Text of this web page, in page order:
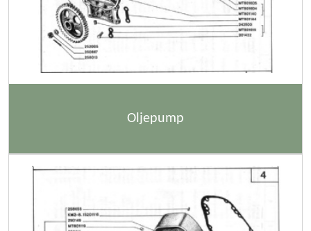
Oljepump